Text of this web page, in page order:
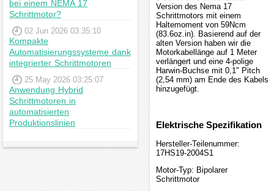
bei einem NEMA 17
Schrittmotor?
02 Jun 2026 03:35:10
Kompakte
Automatisierungssysteme dank
integrierter Schrittmotoren
25 May 2026 03:25:07
Anwendung Hybrid
Schrittmotoren in
automatisierten
Produktionslinien
Version des Nema 17
Schrittmotors mit einem
Haltemoment von 59Ncm
(83.6oz.in). Basierend auf der
alten Version haben wir die
Motorkabellänge auf 1 Meter
verlängert und eine 4-polige
Harwin-Buchse mit 0,1" Pitch
(2,54 mm) am Ende des Kabels
hinzugefügt.
Elektrische Spezifikation
Hersteller-Teilenummer:
17HS19-2004S1
Motor-Typ: Bipolarer
Schrittmotor